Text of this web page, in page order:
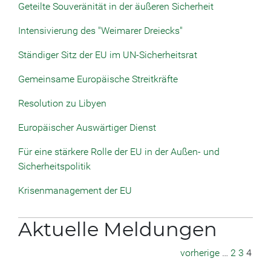
Geteilte Souveränität in der äußeren Sicherheit
Intensivierung des "Weimarer Dreiecks"
Ständiger Sitz der EU im UN-Sicherheitsrat
Gemeinsame Europäische Streitkräfte
Resolution zu Libyen
Europäischer Auswärtiger Dienst
Für eine stärkere Rolle der EU in der Außen- und
Sicherheitspolitik
Krisenmanagement der EU
Aktuelle Meldungen
vorherige … 2 3 4